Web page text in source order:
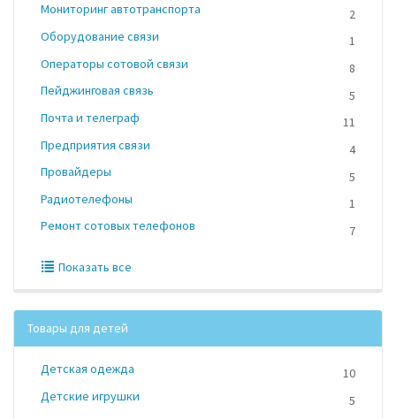
Мониторинг автотранспорта
2
Оборудование связи
1
Операторы сотовой связи
8
Пейджинговая связь
5
Почта и телеграф
11
Предприятия связи
4
Провайдеры
5
Радиотелефоны
1
Ремонт сотовых телефонов
7
Показать все
Товары для детей
Детская одежда
10
Детские игрушки
5